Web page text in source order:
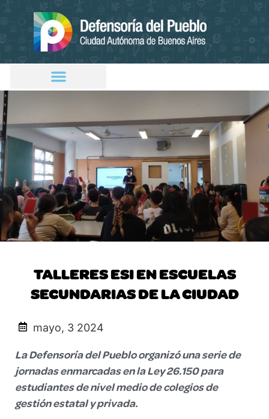
TALLERES ESI EN ESCUELAS
SECUNDARIAS DE LA CIUDAD
mayo, 3 2024
La Defensoría del Pueblo organizó una serie de
jornadas enmarcadas en la Ley 26.150 para
estudiantes de nivel medio de colegios de
gestión estatal y privada.